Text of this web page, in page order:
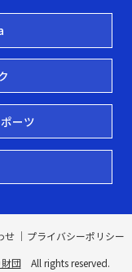
ーツ
せ
プライバシーポリシー
団All rights reserved.